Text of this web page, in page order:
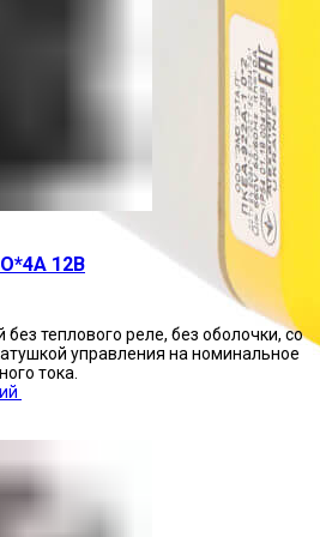
12В
теплового реле, без оболочки, со
управления на номинальное
тока.